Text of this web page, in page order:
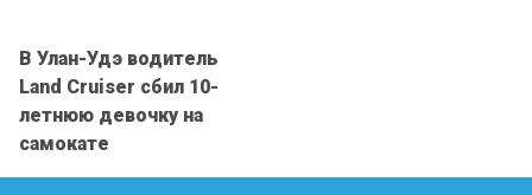
В Улан-Удэ водитель
Land Cruiser сбил 10-
летнюю девочку на
самокате